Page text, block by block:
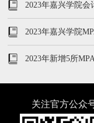
2023年嘉兴学院会
2023年嘉兴学院
2023年新增5所
兴学院等）
关注官方公众